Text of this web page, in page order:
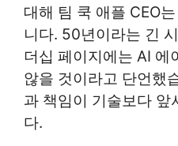
대해 팀 쿡 애플 CEO
니다. 50년이라는 긴
더십 페이지에는 AI 에
않을 것이라고 단언했
과 책임이 기술보다 앞
다.